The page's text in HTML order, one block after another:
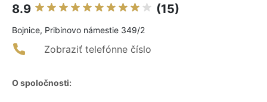
8.9 (15)
Bojnice, Pribinovo námestie 349/2
Zobraziť telefónne číslo
O spoločnosti: